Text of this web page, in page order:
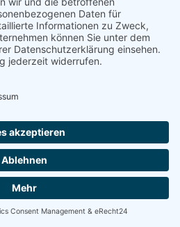
Sanierung Bayern!
Sie Ihre Photovoltaikanlage
Wartungsverträgen.
Wartungspakete,
bis hin zur umfassenden
Erstgespräch